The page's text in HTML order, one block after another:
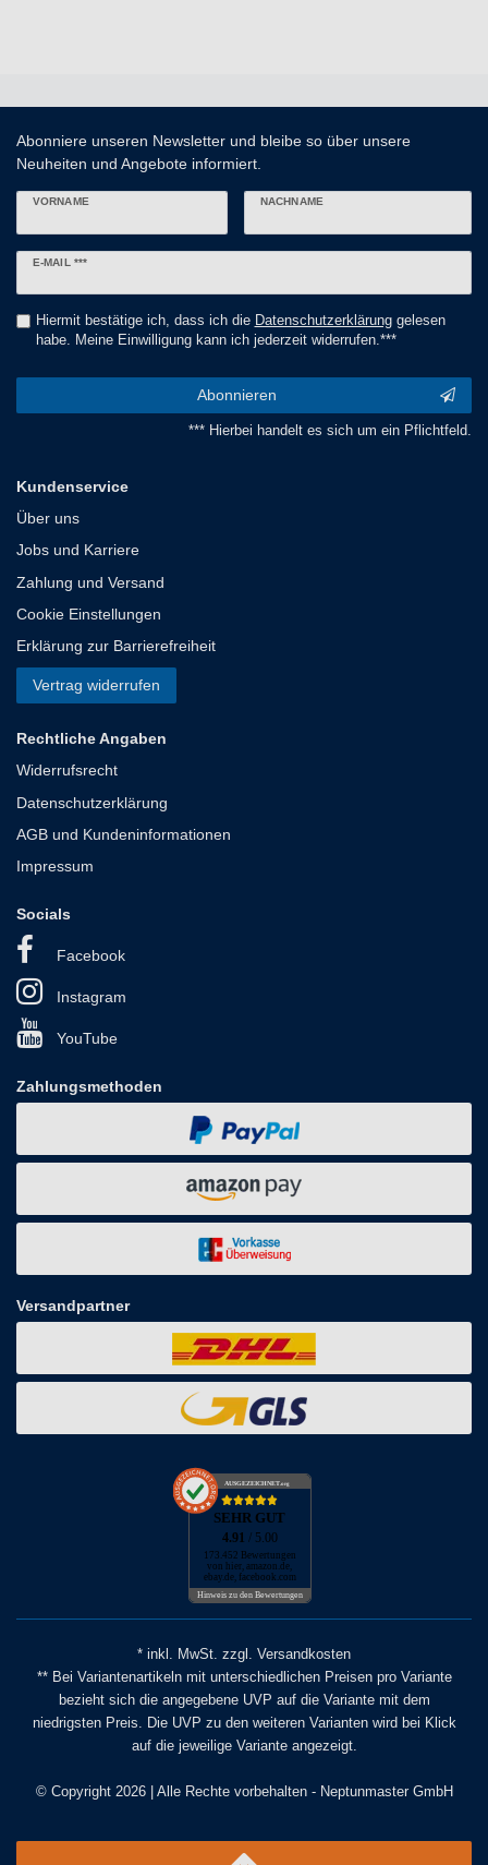
Abonniere unseren Newsletter und bleibe so über unsere
Neuheiten und Angebote informiert.
VORNAME NACHNAME
E-MAIL ***
Newsletter
Hiermit bestätige ich, dass ich die Daten­schutz­erklärunggelesen
habe. Meine Einwilligung kann ich jederzeit widerrufen.***
Abonnieren
*** Hierbei handelt es sich um ein Pflichtfeld.
Kundenservice
Über uns
Jobs und Karriere
Zahlung und Versand
Cookie Einstellungen
Erklärung zur Barrierefreiheit
Vertrag widerrufen
Rechtliche Angaben
Widerrufsrecht
Datenschutzerklärung
AGB und Kundeninformationen
Impressum
Socials
Facebook
Instagram
YouTube
Zahlungsmethoden
Versandpartner
AUSGEZEICHNET.org
SEHR GUT
4.91 / 5.00
173.452 Bewertungen
von hier, amazon.de,
ebay.de, facebook.com
Hinweis zu den Bewertungen
* inkl. MwSt. zzgl. Versandkosten
** Bei Variantenartikeln mit unterschiedlichen Preisen pro Variante
bezieht sich die angegebene UVP auf die Variante mit dem
niedrigsten Preis. Die UVP zu den weiteren Varianten wird bei Klick
auf die jeweilige Variante angezeigt.
© Copyright 2026 | Alle Rechte vorbehalten - Neptunmaster GmbH